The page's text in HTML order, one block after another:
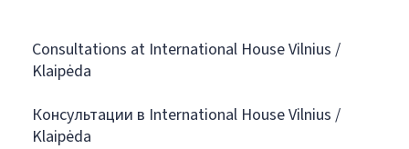
Consultations at International House Vilnius /
Klaipėda
Консультации в International House Vilnius /
Klaipėda